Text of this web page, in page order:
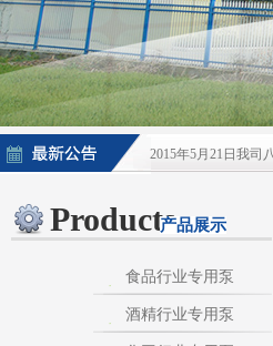
2015年5月21日我司
2015年5月21日酒泵
淀粉泵|卫生泵|卫生
不锈钢自吸泵|不锈钢
热烈庆祝：我司与天
Products产品展示
食品行业专用泵
酒精行业专用泵